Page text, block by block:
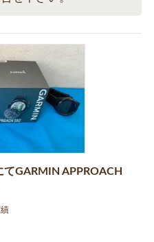
GARMIN APPROACH